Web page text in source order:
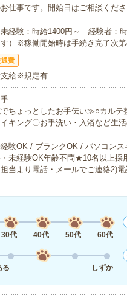
仕事です。開始日はご相談く
経験：時給1400円～ 経験者：
）※稼働開始時は手続き完了次第
通費
給※規定有
ちょっとしたお手伝い≫○カルテ
イキング〇お手洗い・入浴など生
験OK / ブランクOK / パソコン
未経験OK年齢不問★10名以上
担当より電話・メールでご連絡2)
30代 40代 50代 60代
る
しずか